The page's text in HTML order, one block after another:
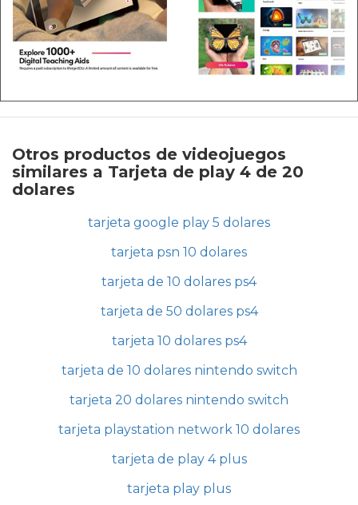
Otros productos de videojuegos
similares a Tarjeta de play 4 de 20
dolares
tarjeta google play 5 dolares
tarjeta psn 10 dolares
tarjeta de 10 dolares ps4
tarjeta de 50 dolares ps4
tarjeta 10 dolares ps4
tarjeta de 10 dolares nintendo switch
tarjeta 20 dolares nintendo switch
tarjeta playstation network 10 dolares
tarjeta de play 4 plus
tarjeta play plus